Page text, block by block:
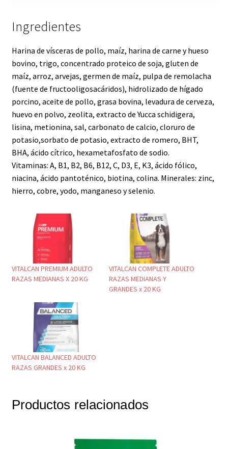
Ingredientes
Harina de vísceras de pollo, maíz, harina de carne y hueso
bovino, trigo, concentrado proteico de soja, gluten de
maíz, arroz, arvejas, germen de maíz, pulpa de remolacha
(fuente de fructooligosacáridos), hidrolizado de hígado
porcino, aceite de pollo, grasa bovina, levadura de cerveza,
huevo en polvo, zeolita, extracto de Yucca schidigera,
lisina, metionina, sal, carbonato de calcio, cloruro de
potasio,sorbato de potasio, extracto de romero, BHT,
BHA, ácido cítrico, hexametafosfato de sodio.
Vitaminas: A, B1, B2, B6, B12, C, D3, E, K3, ácido fólico,
niacina, ácido pantoténico, biotina, colina. Minerales: zinc,
hierro, cobre, yodo, manganeso y selenio.
VITALCAN PREMIUM ADULTO
RAZAS MEDIANAS X 20 KG
VITALCAN COMPLETE ADULTO
RAZAS MEDIANAS Y
GRANDES x 20 KG
VITALCAN BALANCED ADULTO
RAZAS GRANDES x 20 KG
Productos relacionados